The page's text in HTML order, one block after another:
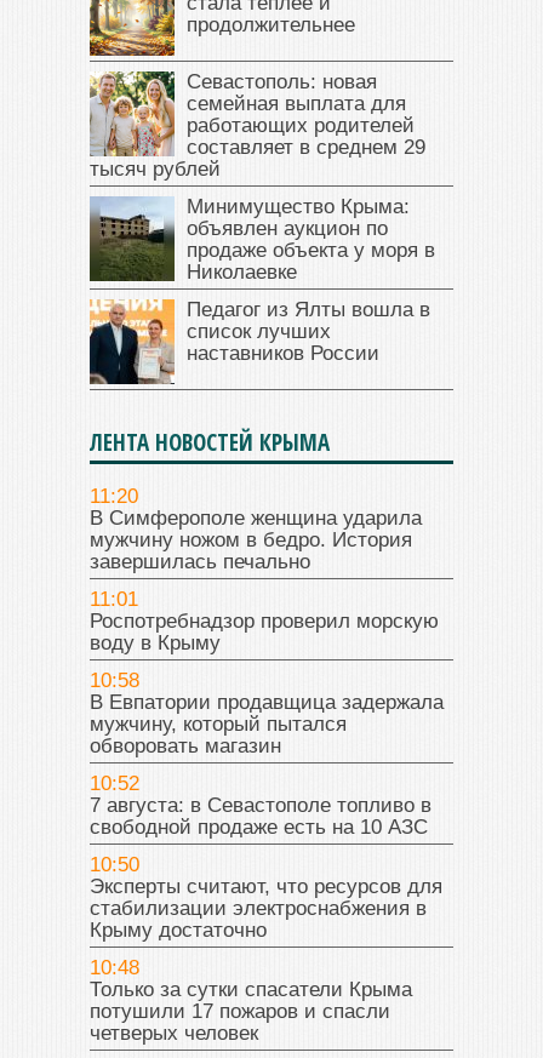
продолжительнее
Севастополь: новая
семейная выплата для
работающих родителей
составляет в среднем 29
тысяч рублей
Минимущество Крыма:
объявлен аукцион по
продаже объекта у моря в
Николаевке
Педагог из Ялты вошла в
список лучших
наставников России
ЛЕНТА НОВОСТЕЙ КРЫМА
11:20
В Симферополе женщина ударила
мужчину ножом в бедро. История
завершилась печально
11:01
Роспотребнадзор проверил морскую
воду в Крыму
10:58
В Евпатории продавщица задержала
мужчину, который пытался
обворовать магазин
10:52
7 августа: в Севастополе топливо в
свободной продаже есть на 10 АЗС
10:50
Эксперты считают, что ресурсов для
стабилизации электроснабжения в
Крыму достаточно
10:48
Только за сутки спасатели Крыма
потушили 17 пожаров и спасли
четверых человек